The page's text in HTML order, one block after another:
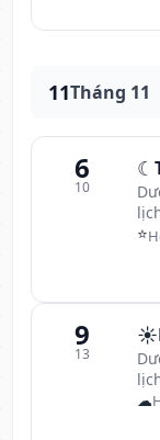
11Tháng 11
6
10
☾
⭐
9
13
☀️
☁